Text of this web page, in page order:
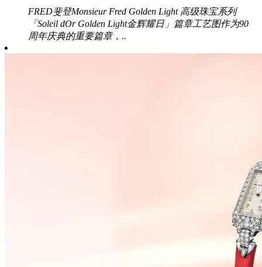
FRED斐登Monsieur Fred Golden Light 高级珠宝系列
「Soleil dOr Golden Light金辉耀日」篇章工艺图作为90
周年庆典的重要篇章，..